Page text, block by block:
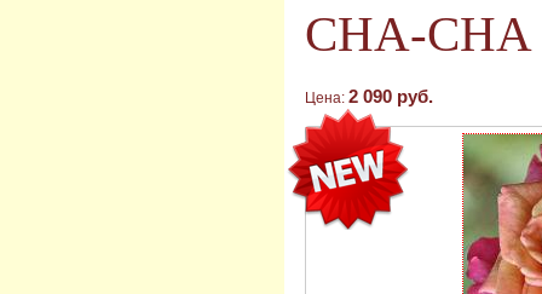
CHA-
Цена: 2 090 руб.